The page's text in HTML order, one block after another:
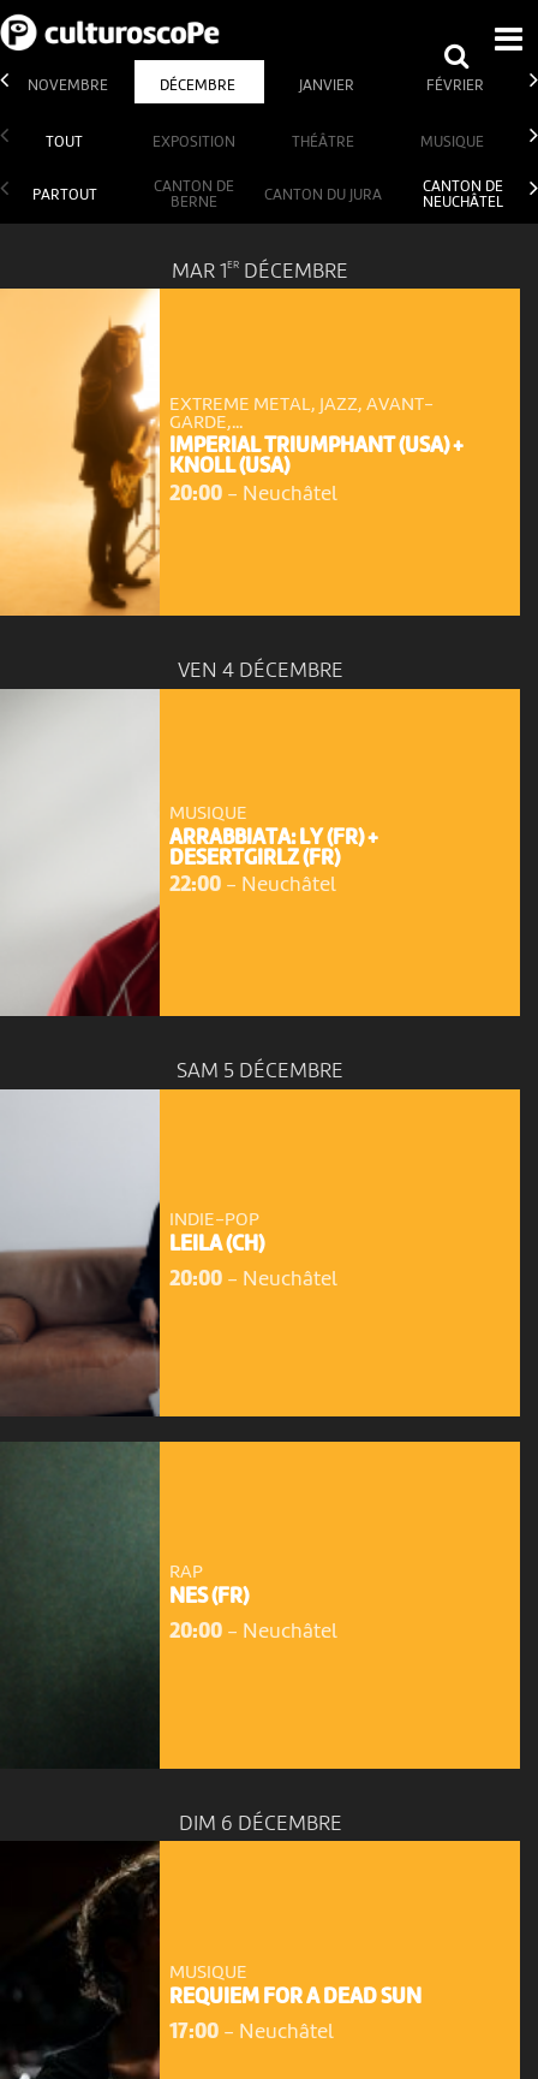
NOVEMBRE DÉCEMBRE JANVIER FÉVRIER
TOUT EXPOSITION THÉÂTRE MUSIQUE
PARTOUT
CANTON DE
BERNE
CANTON DU JURA
CANTON DE
NEUCHÂTEL
MAR 1 ER DÉCEMBRE
EXTREME METAL, JAZZ, AVANT-
GARDE,...
IMPERIAL TRIUMPHANT (USA) +
KNOLL (USA)
20:00- Neuchâtel
VEN 4 DÉCEMBRE
MUSIQUE
ARRABBIATA: LY (FR) +
DESERTGIRLZ (FR)
22:00- Neuchâtel
SAM 5 DÉCEMBRE
INDIE-POP
LEILA (CH)
20:00- Neuchâtel
RAP
NES (FR)
20:00- Neuchâtel
DIM 6 DÉCEMBRE
MUSIQUE
REQUIEM FOR A DEAD SUN
17:00- Neuchâtel